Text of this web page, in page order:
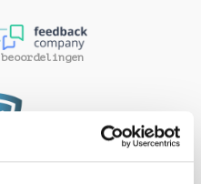
beoordelingen